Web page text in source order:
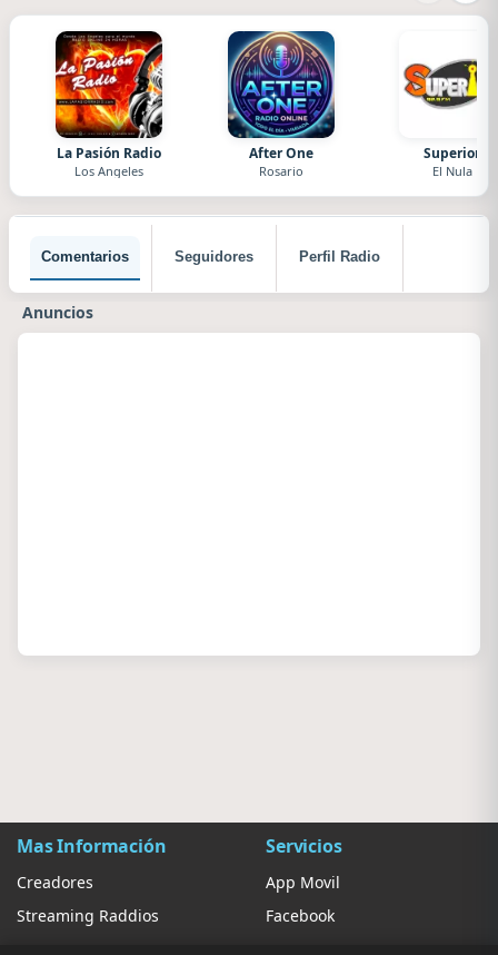
La Pasión Radio
Los Angeles
After One
Rosario
Superior
El Nula
Comentarios Seguidores Perfil Radio
Anuncios
Mas Información
Creadores
Streaming Raddios
Servicios
App Movil
Facebook